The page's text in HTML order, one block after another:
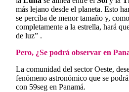
más lejano desde el planeta. Esto
se perciba de menor tamaño y,
completamente a la estrella, hará
de luz” .
Pero, ¿Se podrá observar en
La comunidad del sector Oeste,
fenómeno astronómico que se
con 59seg en Panamá.